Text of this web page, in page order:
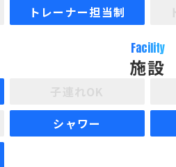
トレーナー担当制
Facility
施設
シャワー